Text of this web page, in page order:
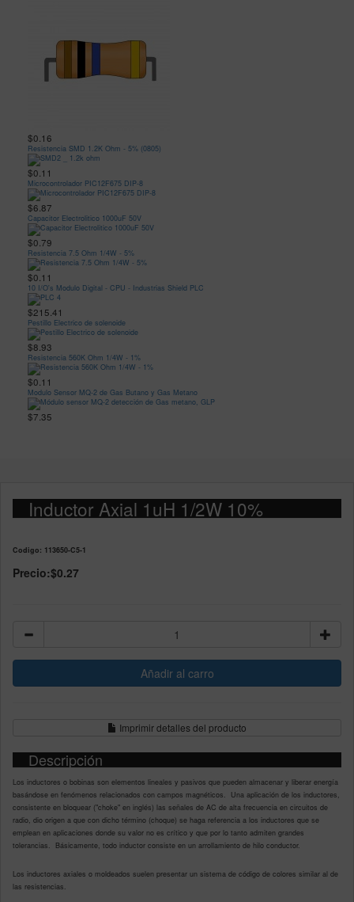
$0.16
Resistencia SMD 1.2K Ohm - 5% (0805)
$0.11
Microcontrolador PIC12F675 DIP-8
$6.87
Capacitor Electrolitico 1000uF 50V
$0.79
Resistencia 7.5 Ohm 1/4W - 5%
$0.11
10 I/O's Modulo Digital - CPU - Industrias Shield PLC
$215.41
Pestillo Electrico de solenoide
$8.93
Resistencia 560K Ohm 1/4W - 1%
$0.11
Modulo Sensor MQ-2 de Gas Butano y Gas Metano
$7.35
Inductor Axial 1uH 1/2W 10%
Codigo: 113650-C5-1
Precio:$0.27
Imprimir detalles del producto
Descripción
Los inductores o bobinas son elementos lineales y pasivos que pueden almacenar y liberar energía
basándose en fenómenos relacionados con campos magnéticos. Una aplicación de los inductores,
consistente en bloquear ("choke" en inglés) las señales de AC de alta frecuencia en circuitos de
radio, dio origen a que con dicho término (choque) se haga referencia a los inductores que se
emplean en aplicaciones donde su valor no es crítico y que por lo tanto admiten grandes
tolerancias. Básicamente, todo inductor consiste en un arrollamiento de hilo conductor.
Los inductores axiales o moldeados suelen presentar un sistema de código de colores similar al de
las resistencias.